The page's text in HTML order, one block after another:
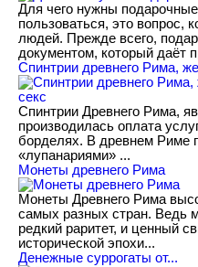
Для чего нужны
пользоваться, это вопрос,
людей. Прежде всего,
документом, который даёт
Спинтрии древнего Рима,
Спинтрии Древнего Рима,
производилась оплата
борделях. В древнем Риме
«лупанариями» ...
Монеты древнего Рима
Монеты Древнего Рима
самых разных стран. Ведь
редкий раритет, и ценный
исторической эпохи...
Денежные суррогаты от...